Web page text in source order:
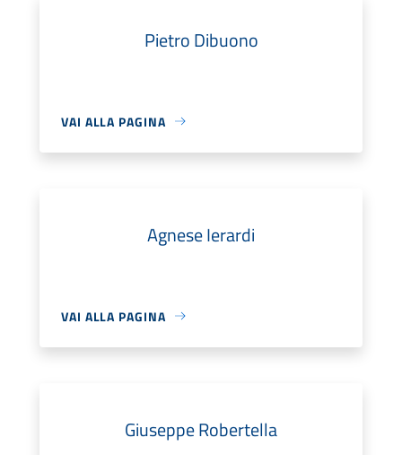
Pietro Dibuono
VAI ALLA PAGINA
Agnese Ierardi
VAI ALLA PAGINA
Giuseppe Robertella